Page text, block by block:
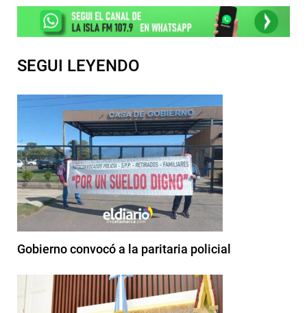
SEGUI LEYENDO
Gobierno convocó a la paritaria policial